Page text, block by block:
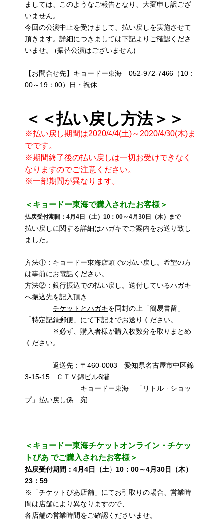
ましては、このようなご報告となり、大変申し訳ござ
いません。
今回の公演中止を受けまして、払い戻しを実施させて
頂きます。詳細につきましては下記よりご確認くださ
いませ。 (振替公演はございません)
【お問合せ先】キョードー東海 052-972-7466（10：
00～19：00）日・祝休
＜＜払い戻し方法＞＞
※払い戻し期間は2020/4/4(土)～2020/4/30(木)ま
でです。
※期間終了後の払い戻しは一切お受けできなく
なりますのでご注意ください。
※一部期間が異なります。
＜キョードー東海で購入されたお客様＞
払戻受付期間：4月4日（土）10：00～4月30日（木）まで
払い戻しに関する詳細はハガキでご案内をお送り致し
ました。
方法①：キョードー東海店頭での払い戻し。希望の方
は事前にお電話ください。
方法②：銀行振込での払い戻し。送付しているハガキ
へ振込先を記入頂き
チケットとハガキを同封の上「簡易書留」
「特定記録郵便」にて下記までお送りください。
※必ず、購入者様が購入枚数分を取りまとめ
ください。
返送先：〒460-0003 愛知県名古屋市中区錦
3-15-15 ＣＴＶ錦ビル6階
キョードー東海 「リトル・ショッ
プ」払い戻し係 宛
＜キョードー東海チケットオンライン・チケッ
トぴあ でご購入されたお客様＞
払戻受付期間：4月4日（土）10：00～4月30日（木）
23：59
※「チケットぴあ店舗」にてお引取りの場合、営業時
間は店舗により異なりますので、
各店舗の営業時間をご確認くださいませ。